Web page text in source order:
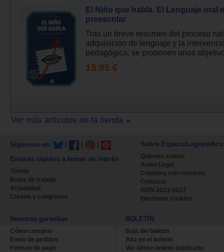
El Niño que habla. El Lenguaje oral
preescolar
Tras un breve resumen del proceso
adquisición de lenguaje y la
pedagógica, se proponen unos
15.95 €
Ver más artículos de la tienda
Síguenos en:
Enlaces rápidos a temas de interés
Tienda
Bolsa de trabajo
Actualidad
Cursos y congresos
Sobre EspacioLogopédico
Quienes somos
Aviso Legal
Colabora con nosotros
Contacta
ISSN 2013-0627
Gestionar cookies
Nuestras garantías
Cómo comprar
Envío de pedidos
Formas de pago
BOLETÍN
Baja del boletin
Alta en el boletin
Ver último boletin publicado